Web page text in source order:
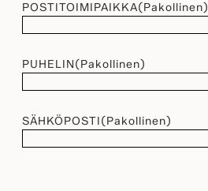
POSTITOIMIPAIKKA(Pakollinen)
PUHELIN(Pakollinen)
SÄHKÖPOSTI(Pakollinen)